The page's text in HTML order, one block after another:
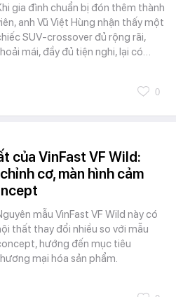
gia đình chuẩn bị đón thêm thành
anh Vũ Việt Hùng nhận thấy một
SUV-crossover đủ rộng rãi,
mái, đầy đủ tiện nghi, lại có…
0
của VinFast VF Wild:
cơ, màn hình cảm
mẫu VinFast VF Wild này có
thất thay đổi nhiều so với mẫu
hướng đến mục tiêu
mại hóa sản phẩm.